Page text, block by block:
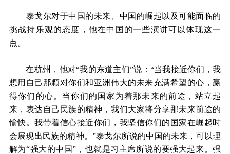
泰戈尔对于中国的未来、中国的崛起以及可能面临的
挑战持乐观的态度，他在中国的一些演讲可以体现这一
点。
在杭州，他对“我的东道主们”说：“当我接近你们，我
想用自己那颗对你们和亚洲伟大的未来充满希望的心，赢
得你们的心。当你们的国家为着那未来的前途，站立起
来，表达自己民族的精神，我们大家将分享那未来前途的
愉快。我带着信心接近你们，我坚信你们的国家在崛起时
会展现出民族的精神。”泰戈尔所说的中国的未来，可以理
解为“强大的中国”，也就是习主席所说的要强大起来。强